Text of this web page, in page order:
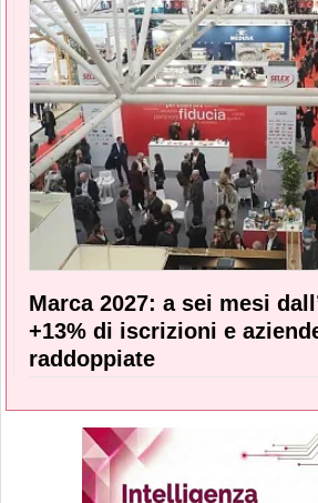
Marca 2027: a sei mesi
+13% di iscrizioni e
raddoppiate